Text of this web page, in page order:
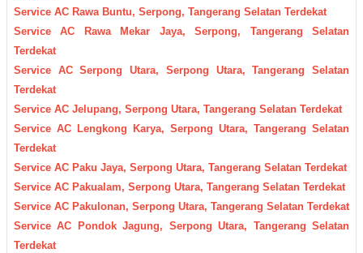
Service AC Rawa Buntu, Serpong, Tangerang Selatan Terdekat
Service AC Rawa Mekar Jaya, Serpong, Tangerang Selatan
Terdekat
Service AC Serpong Utara, Serpong Utara, Tangerang Selatan
Terdekat
Service AC Jelupang, Serpong Utara, Tangerang Selatan Terdekat
Service AC Lengkong Karya, Serpong Utara, Tangerang Selatan
Terdekat
Service AC Paku Jaya, Serpong Utara, Tangerang Selatan Terdekat
Service AC Pakualam, Serpong Utara, Tangerang Selatan Terdekat
Service AC Pakulonan, Serpong Utara, Tangerang Selatan Terdekat
Service AC Pondok Jagung, Serpong Utara, Tangerang Selatan
Terdekat